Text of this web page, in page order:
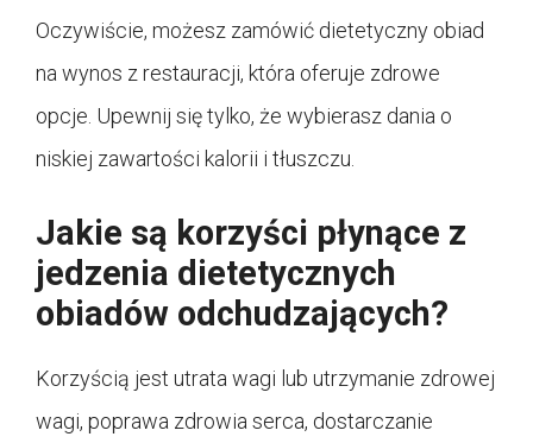
Oczywiście, możesz zamówić dietetyczny obiad
na wynos z restauracji, która oferuje zdrowe
opcje. Upewnij się tylko, że wybierasz dania o
niskiej zawartości kalorii i tłuszczu.
Jakie są korzyści płynące z
jedzenia dietetycznych
obiadów odchudzających?
Korzyścią jest utrata wagi lub utrzymanie zdrowej
wagi, poprawa zdrowia serca, dostarczanie